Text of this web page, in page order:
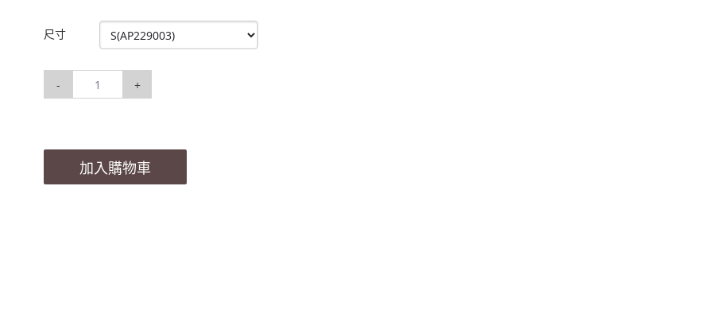
尺寸
- +
加入購物車